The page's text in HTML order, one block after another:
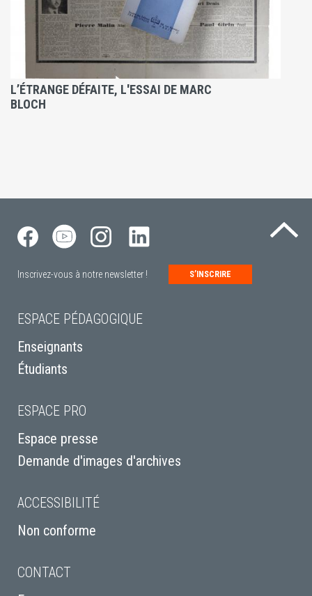
L’ÉTRANGE DÉFAITE, L'ESSAI DE MARC
BLOCH
Inscrivez-vous à notre newsletter ! S’INSCRIRE
ESPACE PÉDAGOGIQUE
Enseignants
Étudiants
ESPACE PRO
Espace presse
Demande d'images d'archives
ACCESSIBILITÉ
Non conforme
CONTACT